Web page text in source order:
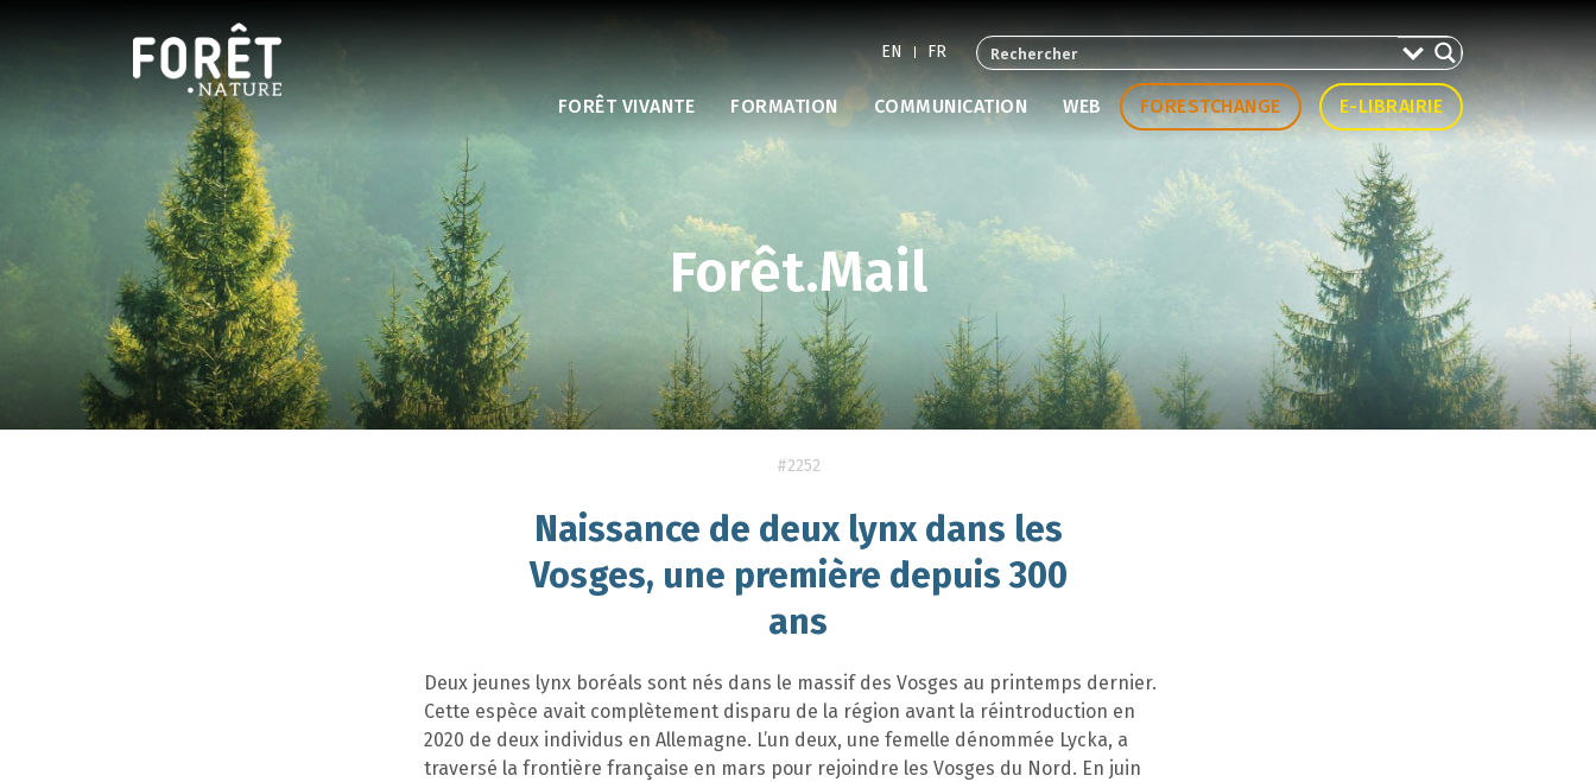
EN FR
FORÊT VIVANTE FORMATION COMMUNICATION WEB FORESTCHANGE E-LIBRAIRIE
Forêt.Mail
#2252
Naissance de deux lynx dans les
Vosges, une première depuis 300
ans
Deux jeunes lynx boréals sont nés dans le massif des Vosges au printemps dernier.
Cette espèce avait complètement disparu de la région avant la réintroduction en
2020 de deux individus en Allemagne. L’un deux, une femelle dénommée Lycka, a
traversé la frontière française en mars pour rejoindre les Vosges du Nord. En juin